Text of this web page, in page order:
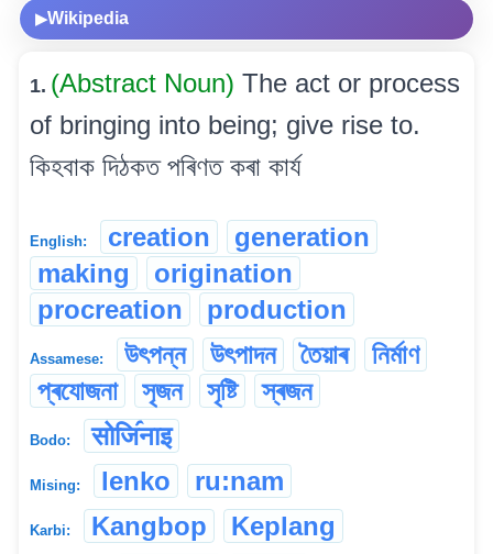
▶Wikipedia
1. (Abstract Noun) The act or process
of bringing into being; give rise to.
কিহবাক দিঠকত পৰিণত কৰা কাৰ্য
English: creation
generation
making
origination
procreation
production
Assamese: উৎপন্ন উৎপাদন তৈয়াৰ
নিৰ্মাণ
প্ৰযোজনা
সৃজন সৃষ্টি স্ৰজন
Bodo: सोजि॔नाइ
Mising: lenko ru:nam
Karbi: Kangbop Keplang